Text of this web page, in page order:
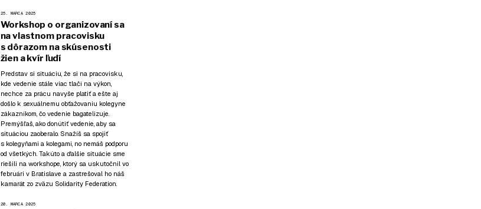
25. MARCA 2025
Workshop o organizovaní sa
na vlastnom pracovisku
s dôrazom na skúsenosti
žien a kvír ľudí
Predstav si situáciu, že si na pracovisku,
kde vedenie stále viac tlačí na výkon,
nechce za prácu navyše platiť a ešte aj
došlo k sexuálnemu obťažovaniu kolegyne
zákazníkom, čo vedenie bagatelizuje.
Premýšľaš, ako donútiť vedenie, aby sa
situáciou zaoberalo. Snažíš sa spojiť
s kolegyňami a kolegami, no nemáš podporu
od všetkých. Takúto a ďalšie situácie sme
riešili na workshope, ktorý sa uskutočnil vo
februári v Bratislave a zastrešoval ho náš
kamarát zo zväzu Solidarity Federation.
20. MARCA 2025